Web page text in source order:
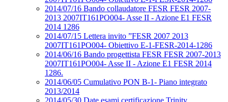
2014/07/16 Bando collaudatore FESR FESR 2007-
2013 2007IT161PO004- Asse II - Azione E1 FESR
2014 1286
2014/07/15 Lettera invito ”FESR 2007 2013
2007IT161PO004- Obiettivo E-1-FESR-2014-1286
2014/06/16 Bando progettista FESR FESR 2007-2013
2007IT161PO004- Asse II - Azione E1 FESR 2014
1286.
2014/06/05 Cumulativo PON B-1- Piano integrato
2013/2014